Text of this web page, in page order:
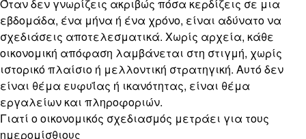
Όταν δεν γνωρίζεις ακριβώς πόσα κερδίζεις σε μια
εβδομάδα, ένα μήνα ή ένα χρόνο, είναι αδύνατο να
σχεδιάσεις αποτελεσματικά. Χωρίς αρχεία, κάθε
οικονομική απόφαση λαμβάνεται στη στιγμή, χωρίς
ιστορικό πλαίσιο ή μελλοντική στρατηγική. Αυτό δεν
είναι θέμα ευφυΐας ή ικανότητας, είναι θέμα
εργαλείων και πληροφοριών.
Γιατί ο οικονομικός σχεδιασμός μετράει για τους
ημερομίσθιους